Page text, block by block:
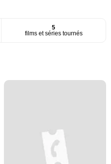
5
films et séries tournés